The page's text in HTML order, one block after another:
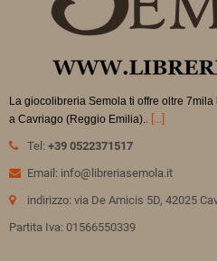
La giocolibreria Semola ti offre oltre
a Cavriago (Reggio Emilia).. [...]
Tel: +39 0522371517
Email: info@libreriasemola.it
indirizzo: via De Amicis 5D, 42025
Partita Iva: 01566550339